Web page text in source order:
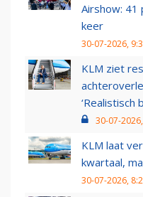
Airshow: 41
keer
30-07-2026,
KLM ziet
‘Realistisch
30-07-
KLM laat
kwartaal,
30-07-2026,